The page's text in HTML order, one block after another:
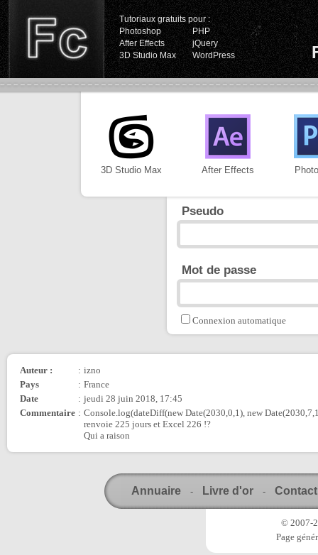
Tutoriaux gratuits pour :
Photoshop
PHP
After Effects
jQuery
3D Studio Max
WordPress
3D Studio Max After Effects
Pseudo
Mot de passe
Connexion automatique
Auteur : : izno
Pays
: France
Date
: jeudi 28 juin 2018, 17:45
Commentaire : Console.log(dateDiff(new Date(2030,0,1), new
renvoie 225 jours et Excel 226 !?
Qui a raison
Annuaire - Livre d'or - Contact
© 2007-
Page